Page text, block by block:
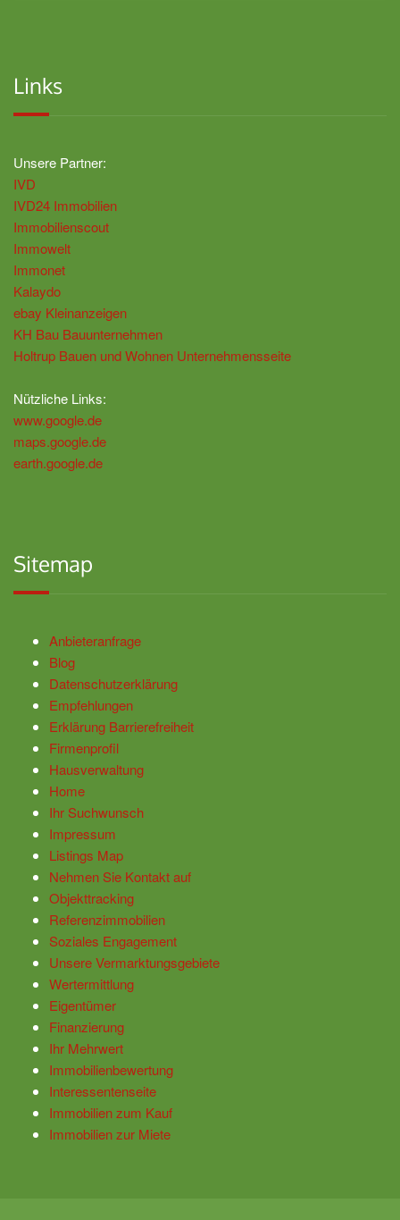
Links
Unsere Partner:
IVD
IVD24 Immobilien
Immobilienscout
Immowelt
Immonet
Kalaydo
ebay Kleinanzeigen
KH Bau Bauunternehmen
Holtrup Bauen und Wohnen Unternehmensseite
Nützliche Links:
www.google.de
maps.google.de
earth.google.de
Sitemap
Anbieteranfrage
Blog
Datenschutzerklärung
Empfehlungen
Erklärung Barrierefreiheit
Firmenprofil
Hausverwaltung
Home
Ihr Suchwunsch
Impressum
Listings Map
Nehmen Sie Kontakt auf
Objekttracking
Referenzimmobilien
Soziales Engagement
Unsere Vermarktungsgebiete
Wertermittlung
Eigentümer
Finanzierung
Ihr Mehrwert
Immobilienbewertung
Interessentenseite
Immobilien zum Kauf
Immobilien zur Miete